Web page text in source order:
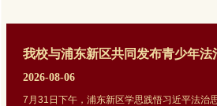
我校与浦东新区共同发布青少年法
2026-08-06
7月31日下午，浦东新区学思践悟习近平法治